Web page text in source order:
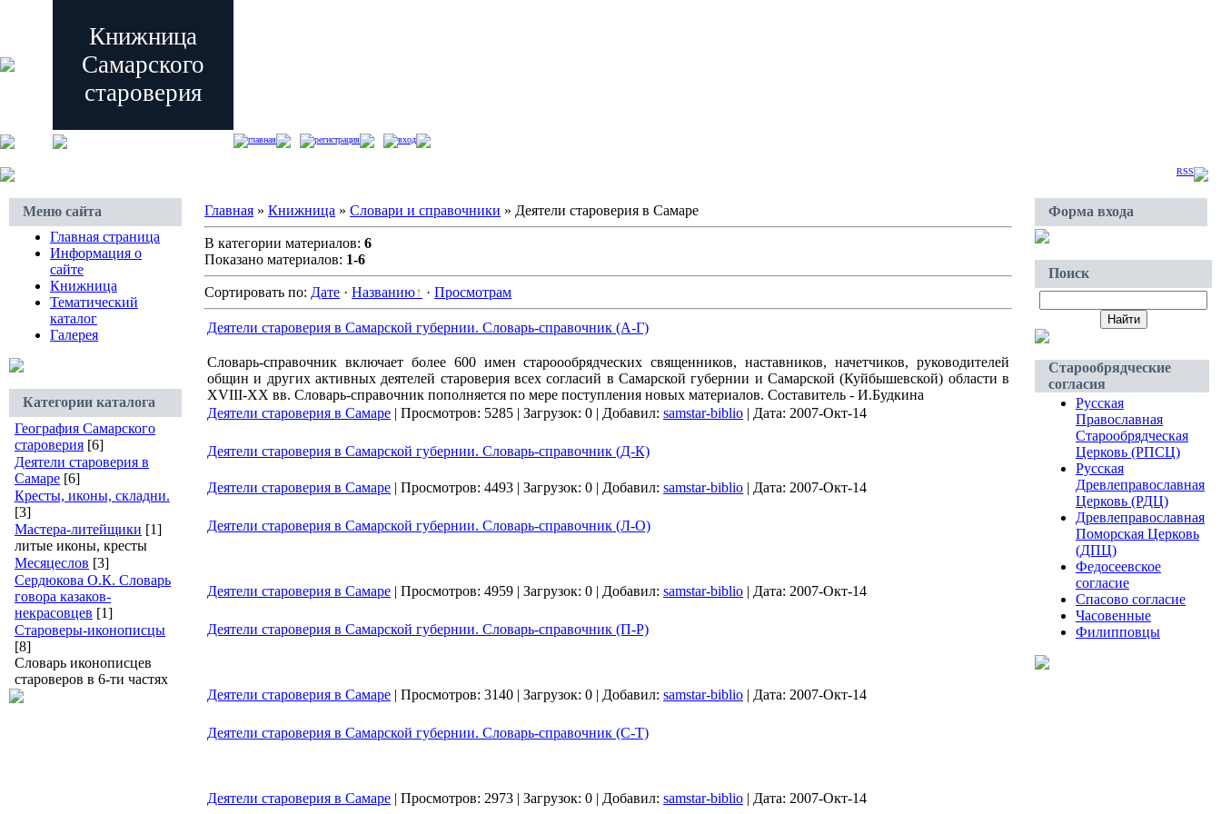
Книжница
Самарского
староверия
главная регистрация вход
RSS
Меню сайта
Главная страница
Информация о
сайте
Книжница
Тематический
каталог
Галерея
Категории каталога
География Самарского
староверия [6]
Деятели староверия в
Самаре [6]
Кресты, иконы, складни.
[3]
Мастера-литейщики [1]
литые иконы, кресты
Месяцеслов [3]
Сердюкова О.К. Словарь
говора казаков-
некрасовцев [1]
Староверы-иконописцы
[8]
Словарь иконописцев
староверов в 6-ти частях
Главная » Книжница » Словари и справочники » Деятели староверия в Самаре
В категории материалов: 6
Показано материалов: 1-6
Сортировать по: Дате · Названию · Просмотрам
Деятели староверия в Самарской губернии. Словарь-справочник (А-Г)
Словарь-справочник включает более 600 имен староообрядческих священников, наставников, начетчиков, руководителей
общин и других активных деятелей староверия всех согласий в Самарской губернии и Самарской (Куйбышевской) области в
XVIII-XX вв. Словарь-справочник пополняется по мере поступления новых материалов. Составитель - И.Будкина
Деятели староверия в Самаре | Просмотров: 5285 | Загрузок: 0 | Добавил: samstar-biblio | Дата: 2007-Окт-14
Деятели староверия в Самарской губернии. Словарь-справочник (Д-К)
Деятели староверия в Самаре | Просмотров: 4493 | Загрузок: 0 | Добавил: samstar-biblio | Дата: 2007-Окт-14
Деятели староверия в Самарской губернии. Словарь-справочник (Л-О)
Деятели староверия в Самаре | Просмотров: 4959 | Загрузок: 0 | Добавил: samstar-biblio | Дата: 2007-Окт-14
Деятели староверия в Самарской губернии. Словарь-справочник (П-Р)
Деятели староверия в Самаре | Просмотров: 3140 | Загрузок: 0 | Добавил: samstar-biblio | Дата: 2007-Окт-14
Деятели староверия в Самарской губернии. Словарь-справочник (С-Т)
Деятели староверия в Самаре | Просмотров: 2973 | Загрузок: 0 | Добавил: samstar-biblio | Дата: 2007-Окт-14
Форма входа
Поиск
Старообрядческие
согласия
Русская
Православная
Старообрядческая
Церковь (РПСЦ)
Русская
Древлеправославная
Церковь (РДЦ)
Древлеправославная
Поморская Церковь
(ДПЦ)
Федосеевское
согласие
Спасово согласие
Часовенные
Филипповцы